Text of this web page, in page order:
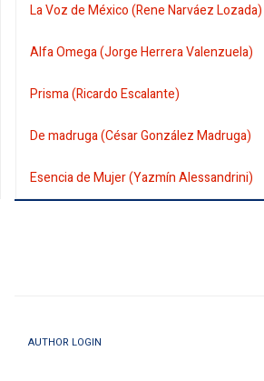
La Voz de México (Rene Narváez Lozada)
Alfa Omega (Jorge Herrera Valenzuela)
Prisma (Ricardo Escalante)
De madruga (César González Madruga)
Esencia de Mujer (Yazmín Alessandrini)
AUTHOR LOGIN